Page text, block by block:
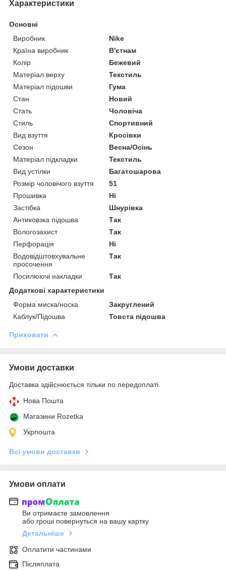
Характеристики
Основні
Виробник
Nike
Країна виробник
В'єтнам
Колір
Бежевий
Матеріал верху
Текстиль
Матеріал підошви
Гума
Стан
Новий
Стать
Чоловіча
Стиль
Спортивний
Вид взуття
Кросівки
Сезон
Весна/Осінь
Матеріал підкладки
Текстиль
Вид устілки
Багатошарова
Розмір чоловічого взуття
51
Прошивка
Ні
Застібка
Шнурівка
Антиковзка підошва
Так
Вологозахист
Так
Перфорація
Ні
Водовідштовхувальне
просочення
Так
Посилюючі накладки
Так
Додаткові характеристики
Форма миска/носка
Закруглений
Каблук/Підошва
Товста підошва
Приховати
Умови доставки
Доставка здійснюється тільки по передоплаті.
Нова Пошта
Магазини Rozetka
Укрпошта
Всі умови доставки
Умови оплати
Ви отримаєте замовлення
або гроші повернуться на вашу картку
Детальніше
Оплатити частинами
Післяплата